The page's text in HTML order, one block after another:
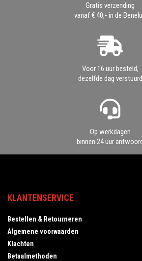
Gratis verzending
vanaf € 40,- in de
Voor 16 uur besteld,
dezelfde dag verstuurd
Op werkdagen
binnen 24 uur
KLANTENSERVICE
Bestellen & Retourneren
Algemene voorwaarden
Klachten
Betaalmethoden